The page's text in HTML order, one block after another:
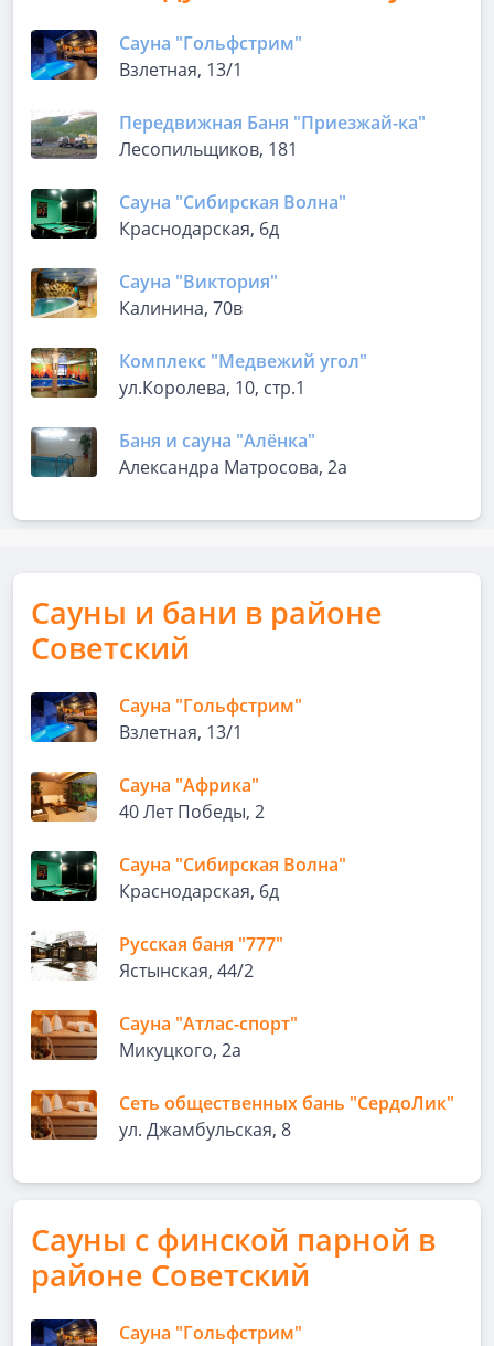
Сауна "Гольфстрим"
Взлетная, 13/1
Передвижная Баня "Приезжай-ка"
Лесопильщиков, 181
Сауна "Сибирская Волна"
Краснодарская, 6д
Сауна "Виктория"
Калинина, 70в
Комплекс "Медвежий угол"
ул.Королева, 10, стр.1
Баня и сауна "Алёнка"
Александра Матросова, 2а
Сауны и бани в районе
Советский
Сауна "Гольфстрим"
Взлетная, 13/1
Сауна "Африка"
40 Лет Победы, 2
Сауна "Сибирская Волна"
Краснодарская, 6д
Русская баня "777"
Ястынская, 44/2
Сауна "Атлас-спорт"
Микуцкого, 2а
Сеть общественных бань "СердоЛик"
ул. Джамбульская, 8
Сауны с финской парной в
районе Советский
Сауна "Гольфстрим"